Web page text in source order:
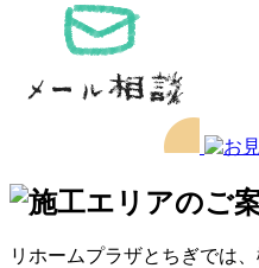
リホームプラザとちぎでは